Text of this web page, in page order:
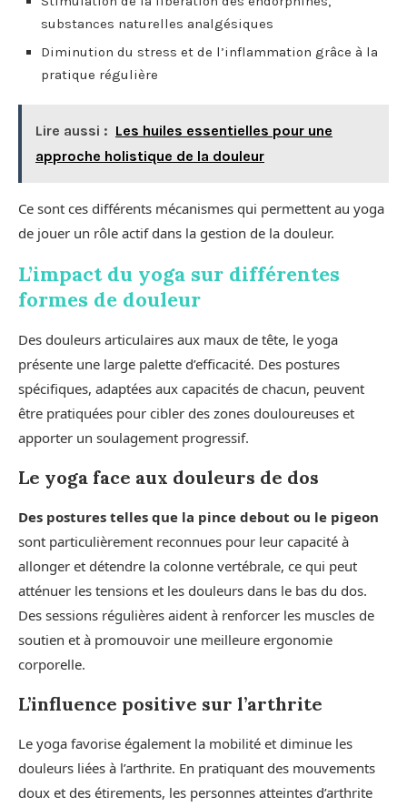
substances naturelles analgésiques
Diminution du stress et de l’inflammation grâce à la
pratique régulière
Lire aussi : Les huiles essentielles pour une
approche holistique de la douleur
Ce sont ces différents mécanismes qui permettent au yoga
de jouer un rôle actif dans la gestion de la douleur.
L’impact du yoga sur différentes
formes de douleur
Des douleurs articulaires aux maux de tête, le yoga
présente une large palette d’efficacité. Des postures
spécifiques, adaptées aux capacités de chacun, peuvent
être pratiquées pour cibler des zones douloureuses et
apporter un soulagement progressif.
Le yoga face aux douleurs de dos
Des postures telles que la pince debout ou le pigeon
sont particulièrement reconnues pour leur capacité à
allonger et détendre la colonne vertébrale, ce qui peut
atténuer les tensions et les douleurs dans le bas du dos.
Des sessions régulières aident à renforcer les muscles de
soutien et à promouvoir une meilleure ergonomie
corporelle.
L’influence positive sur l’arthrite
Le yoga favorise également la mobilité et diminue les
douleurs liées à l’arthrite. En pratiquant des mouvements
doux et des étirements, les personnes atteintes d’arthrite